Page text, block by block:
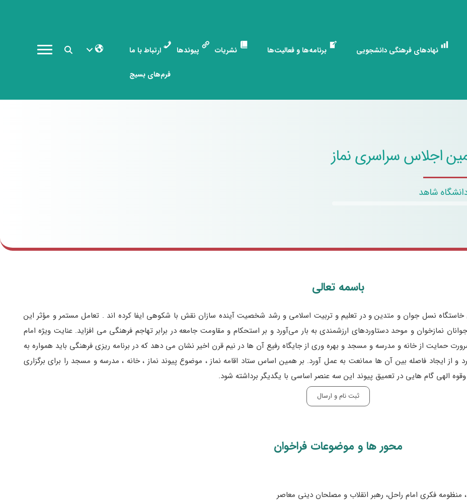
نهادهای فرهنگی دانشجویی برنامه‌ها و فعالیت‌ها نشریات پیوندها ارتباط با ما
فرم‌های بسیج
اجلاس سراسری نماز
شاهد
باسمه تعالی​
خاستگاه نسل جوان و متدین و در تعلیم و تربیت اسلامی و رشد شخصیت آینده سازان نقش با شکوهی ایفا کرده اند . تعامل مستمر و مؤثر این
نمازخوان و موحد دستاوردهای ارزشمندی به بار می‌آورد و بر استحکام و مقاومت جامعه در برابر تهاجم فرهنگی می افزاید. عنایت ویژه امام
حمایت از خانه و مدرسه و مسجد و بهره وری از جایگاه رفیع آن ها در نیم قرن اخیر نشان می دهد که در برنامه ریزی فرهنگی باید همواره به
و از ایجاد فاصله بین آن ها ممانعت به عمل آورد. بر همین اساس ستاد اقامه نماز ، موضوع پیوند نماز ، خانه ، مدرسه و مسجد را برای برگزاری
الهی گام هایی در تعمیق پیوند این سه عنصر اساسی با یگدیگر برداشته شود.
ثبت نام و ارسال
محور ها و موضوعات فراخوان
فکری امام راحل، رهبر انقلاب و مصلحان دینی معاصر